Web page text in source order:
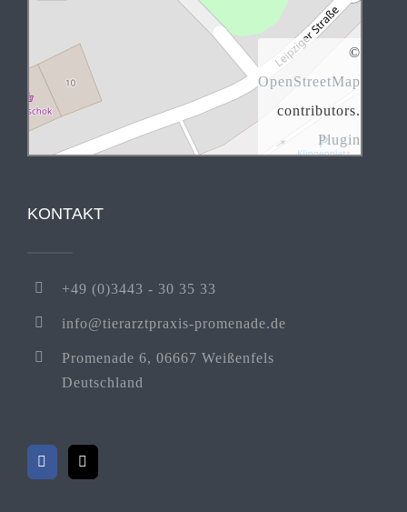
©
OpenStreetMap
contributors.
Plugin
KONTAKT
+49 (0)3443 - 30 35 33
info@tierarztpraxis-promenade.de
Promenade 6, 06667 Weißenfels
Deutschland